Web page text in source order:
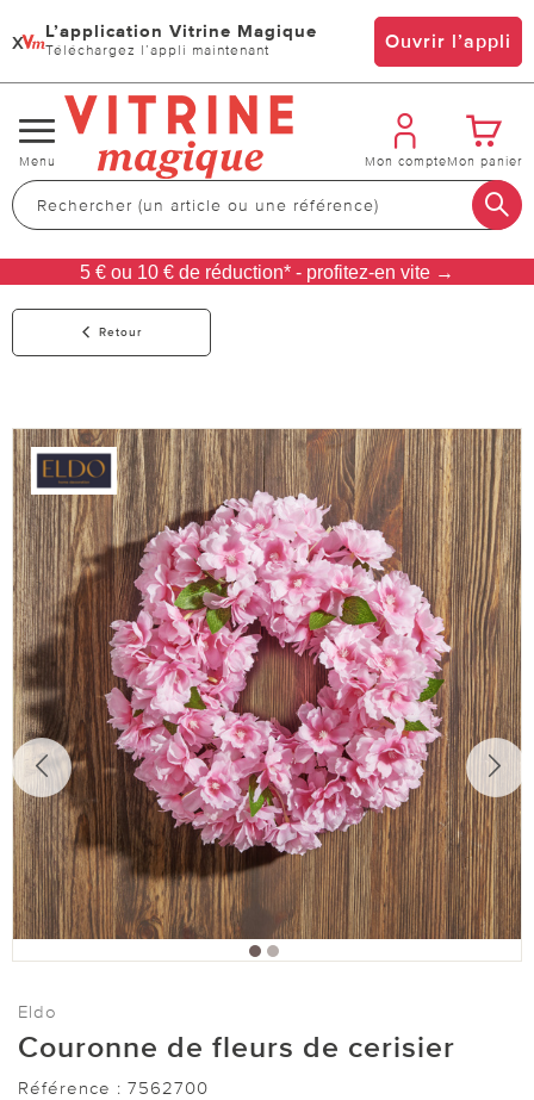
x L’application Vitrine Magique
Téléchargez l’appli maintenant Ouvrir l’appli
Changer
de
navigation
Menu Mon compteMon panier
5 € ou 10 € de réduction* - profitez-en vite →
Retour
Eldo
Couronne de fleurs de cerisier
Référence : 7562700